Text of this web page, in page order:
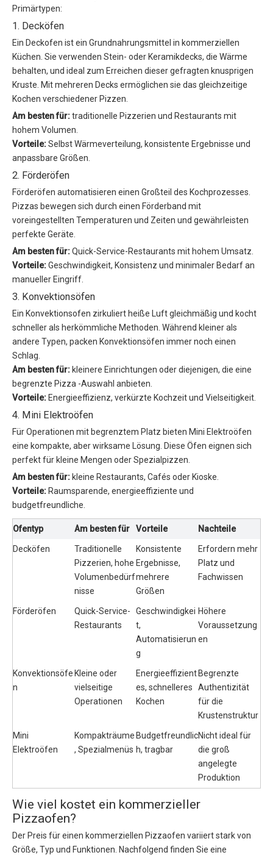
Primärtypen:
1. Decköfen
Ein Deckofen ist ein Grundnahrungsmittel in kommerziellen
Küchen. Sie verwenden Stein- oder Keramikdecks, die Wärme
behalten, und ideal zum Erreichen dieser gefragten knusprigen
Kruste. Mit mehreren Decks ermöglichen sie das gleichzeitige
Kochen verschiedener Pizzen.
Am besten für:traditionelle Pizzerien und Restaurants mit
hohem Volumen.
Vorteile:Selbst Wärmeverteilung, konsistente Ergebnisse und
anpassbare Größen.
2. Förderöfen
Förderöfen automatisieren einen Großteil des Kochprozesses.
Pizzas bewegen sich durch einen Förderband mit
voreingestellten Temperaturen und Zeiten und gewährleisten
perfekte Geräte.
Am besten für:Quick-Service-Restaurants mit hohem Umsatz.
Vorteile:Geschwindigkeit, Konsistenz und minimaler Bedarf an
manueller Eingriff.
3. Konvektionsöfen
Ein Konvektionsofen zirkuliert heiße Luft gleichmäßig und kocht
schneller als herkömmliche Methoden. Während kleiner als
andere Typen, packen Konvektionsöfen immer noch einen
Schlag.
Am besten für: kleinere Einrichtungen oder diejenigen, die eine
begrenzte Pizza -Auswahl anbieten.
Vorteile: Energieeffizienz, verkürzte Kochzeit und Vielseitigkeit.
4. Mini Elektroöfen
Für Operationen mit begrenztem Platz bieten Mini Elektroöfen
eine kompakte, aber wirksame Lösung. Diese Öfen eignen sich
perfekt für kleine Mengen oder Spezialpizzen.
Am besten für: kleine Restaurants, Cafés oder Kioske.
Vorteile: Raumsparende, energieeffiziente und
budgetfreundliche.
Ofentyp Am besten für Vorteile Nachteile
Decköfen
Traditionelle
Pizzerien, hohe
Volumenbedürf
nisse
Konsistente
Ergebnisse,
mehrere
Größen
Erfordern mehr
Platz und
Fachwissen
Förderöfen
Quick-Service-
Restaurants
Geschwindigkei
t,
Automatisierun
g
Höhere
Voraussetzung
en
Konvektionsöfe
n
Kleine oder
vielseitige
Operationen
Energieeffizient
es, schnelleres
Kochen
Begrenzte
Authentizität
für die
Krustenstruktur
Mini
Elektroöfen
Kompakträume
, Spezialmenüs
Budgetfreundlic
h, tragbar
Nicht ideal für
die groß
angelegte
Produktion
Wie viel kostet ein kommerzieller
Pizzaofen?
Der Preis für einen kommerziellen Pizzaofen variiert stark von
Größe, Typ und Funktionen. Nachfolgend finden Sie eine